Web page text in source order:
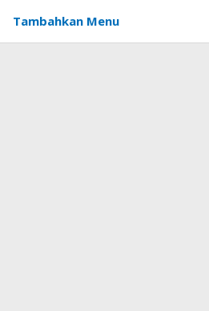
Tambahkan Menu